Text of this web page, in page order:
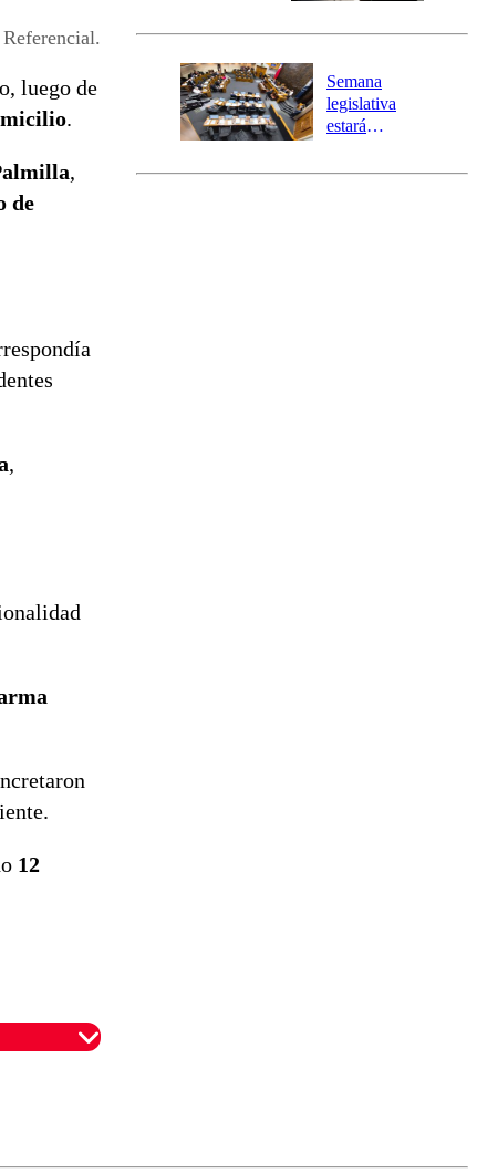
luego de
.
,
de
,
12
activa Alerta
Preventiva en
tres comunas
Semana
legislativa
estará
el fin de la